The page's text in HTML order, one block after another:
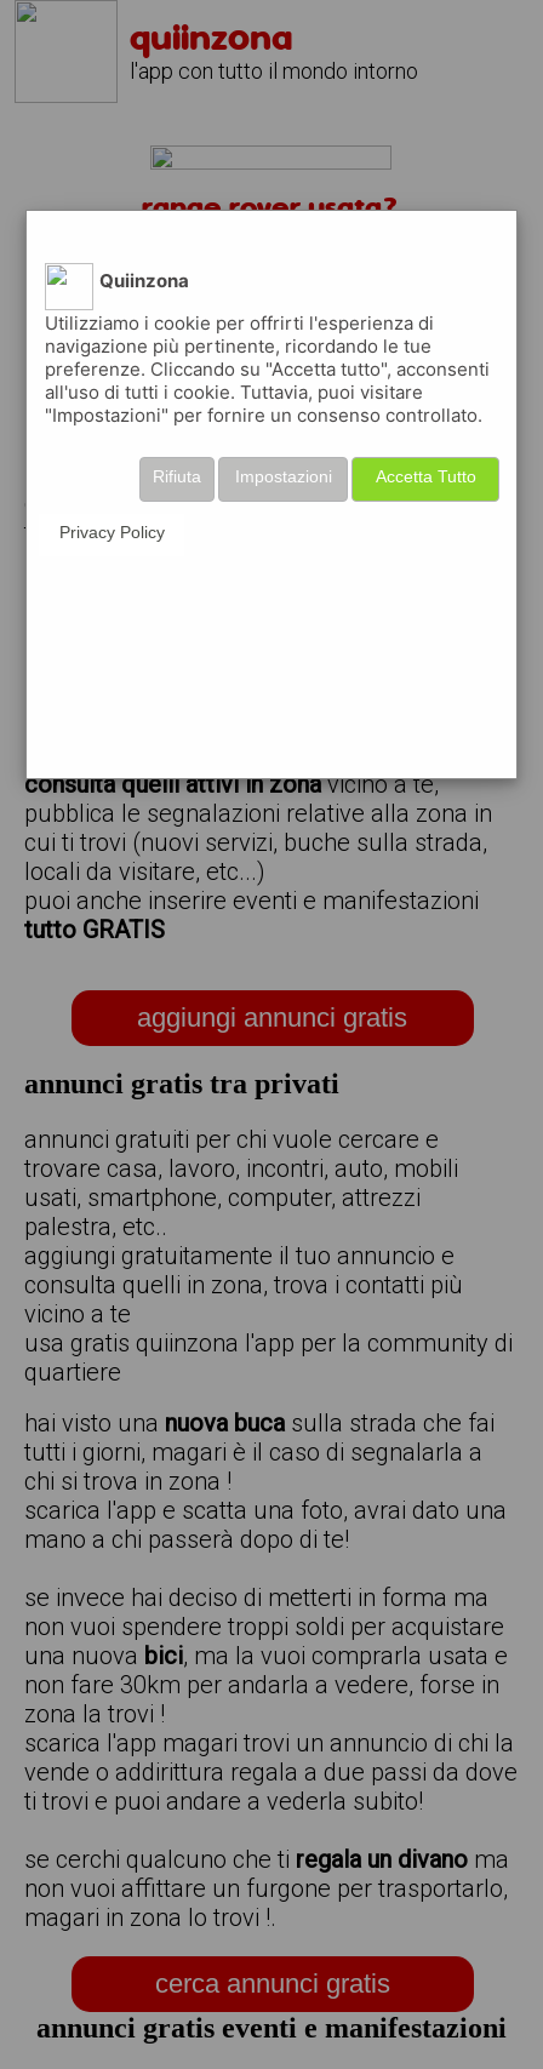
quiinzona
l'app con tutto il mondo intorno
range rover usata?
↴
scarica gratis app
pubblica gratis i tuoi annunci
con quiinzona puoi inserire gratuitamente i
tuoi annunci per :
consulta quelli attivi in zonavicino a te,
pubblica le segnalazioni relative alla zona in
cui ti trovi (nuovi servizi, buche sulla strada,
locali da visitare, etc...)
puoi anche inserire eventi e manifestazioni
tutto GRATIS
aggiungi annunci gratis
annunci gratis tra privati
annunci gratuiti per chi vuole cercare e
trovare casa, lavoro, incontri, auto, mobili
usati, smartphone, computer, attrezzi
palestra, etc..
aggiungi gratuitamente il tuo annuncio e
consulta quelli in zona, trova i contatti più
vicino a te
usa gratis quiinzona l'app per la community di
quartiere
hai visto una nuova buca sulla strada che fai
tutti i giorni, magari è il caso di segnalarla a
chi si trova in zona !
scarica l'app e scatta una foto, avrai dato una
mano a chi passerà dopo di te!
se invece hai deciso di metterti in forma ma
non vuoi spendere troppi soldi per acquistare
una nuova bici, ma la vuoi comprarla usata e
non fare 30km per andarla a vedere, forse in
zona la trovi !
scarica l'app magari trovi un annuncio di chi la
vende o addirittura regala a due passi da dove
ti trovi e puoi andare a vederla subito!
se cerchi qualcuno che ti regala un divano ma
non vuoi affittare un furgone per trasportarlo,
magari in zona lo trovi !.
cerca annunci gratis
annunci gratis eventi e manifestazioni
Quiinzona
Utilizziamo i cookie per offrirti l'esperienza di
navigazione più pertinente, ricordando le tue
preferenze. Cliccando su "Accetta tutto", acconsenti
all'uso di tutti i cookie. Tuttavia, puoi visitare
"Impostazioni" per fornire un consenso controllato.
Accetta Tutto
Impostazioni
Rifiuta
Privacy Policy